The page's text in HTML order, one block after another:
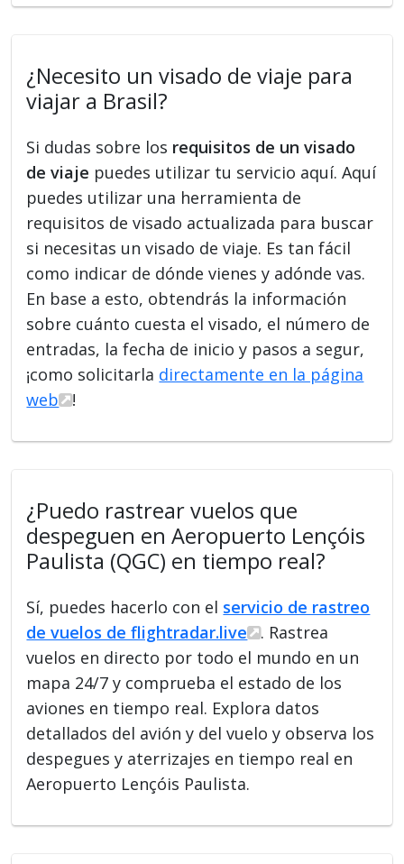
¿Necesito un visado de viaje para
viajar a Brasil?
Si dudas sobre los requisitos de un visado
de viaje puedes utilizar tu servicio aquí. Aquí
puedes utilizar una herramienta de
requisitos de visado actualizada para buscar
si necesitas un visado de viaje. Es tan fácil
como indicar de dónde vienes y adónde vas.
En base a esto, obtendrás la información
sobre cuánto cuesta el visado, el número de
entradas, la fecha de inicio y pasos a segur,
¡como solicitarla directamente en la página
web
!
¿Puedo rastrear vuelos que
despeguen en Aeropuerto Lençóis
Paulista (QGC) en tiempo real?
Sí, puedes hacerlo con el servicio de rastreo
de vuelos de flightradar.live
. Rastrea
vuelos en directo por todo el mundo en un
mapa 24/7 y comprueba el estado de los
aviones en tiempo real. Explora datos
detallados del avión y del vuelo y observa los
despegues y aterrizajes en tiempo real en
Aeropuerto Lençóis Paulista.